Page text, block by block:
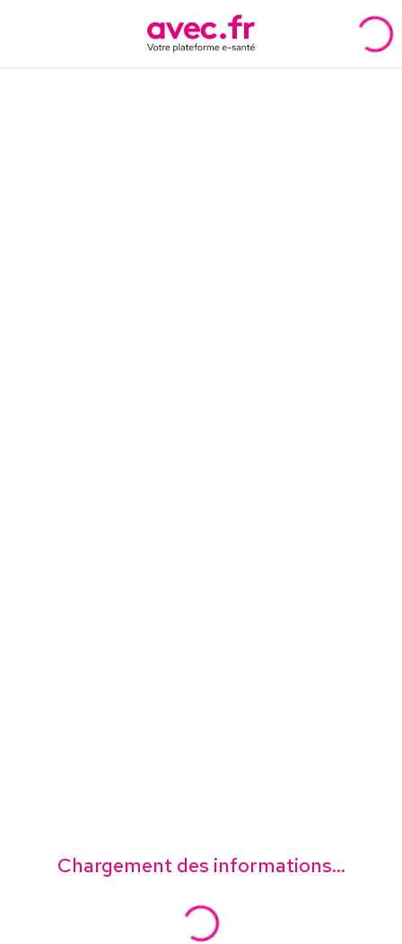
Chargement des informations...